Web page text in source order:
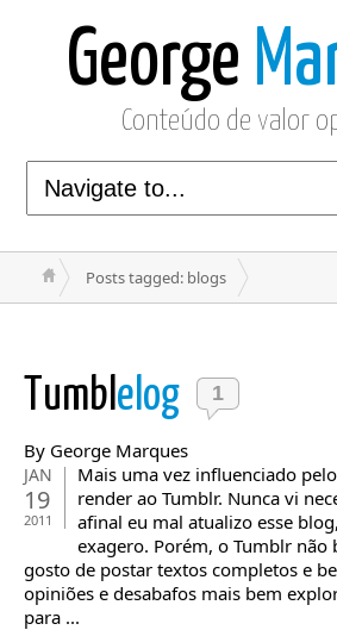
George
Conteúdo de valor
Posts tagged: blogs
Tumbl elog 1
By George Marques
JAN
19
2011
Mais uma vez influenciado
render ao Tumblr. Nunca vi
afinal eu mal atualizo esse
exagero. Porém, o Tumblr não
gosto de postar textos completos e
opiniões e desabafos mais bem
para ...